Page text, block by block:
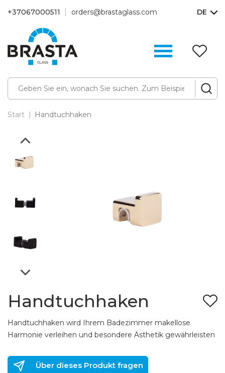
+37067000511 orders@brastaglass.com DE
Start Handtuchhaken
Handtuchhaken
Handtuchhaken wird Ihrem Badezimmer makellose
Harmonie verleihen und besondere Ästhetik gewährleisten
Über dieses Produkt fragen